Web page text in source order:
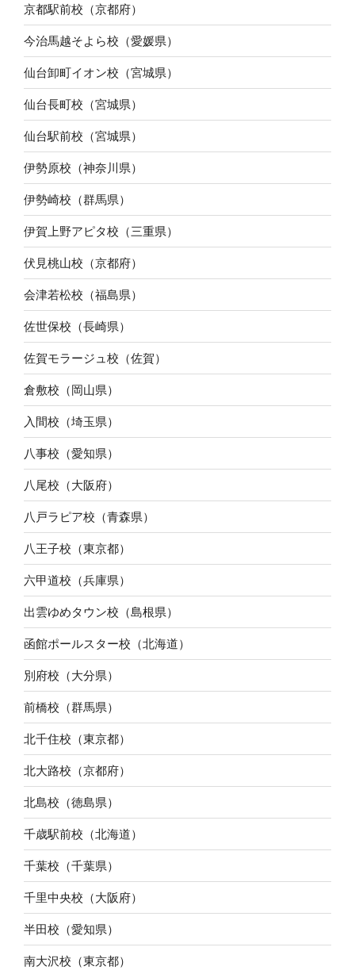
京都駅前校（京都府）
今治馬越そよら校（愛媛県）
仙台卸町イオン校（宮城県）
仙台長町校（宮城県）
仙台駅前校（宮城県）
伊勢原校（神奈川県）
伊勢崎校（群馬県）
伊賀上野アピタ校（三重県）
伏見桃山校（京都府）
会津若松校（福島県）
佐世保校（長崎県）
佐賀モラージュ校（佐賀）
倉敷校（岡山県）
入間校（埼玉県）
八事校（愛知県）
八尾校（大阪府）
八戸ラピア校（青森県）
八王子校（東京都）
六甲道校（兵庫県）
出雲ゆめタウン校（島根県）
函館ポールスター校（北海道）
別府校（大分県）
前橋校（群馬県）
北千住校（東京都）
北大路校（京都府）
北島校（徳島県）
千歳駅前校（北海道）
千葉校（千葉県）
千里中央校（大阪府）
半田校（愛知県）
南大沢校（東京都）